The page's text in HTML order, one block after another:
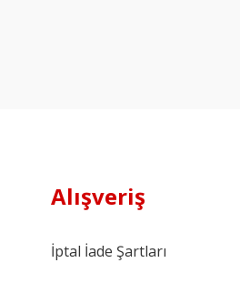
Alışveriş
İptal İade Şartları